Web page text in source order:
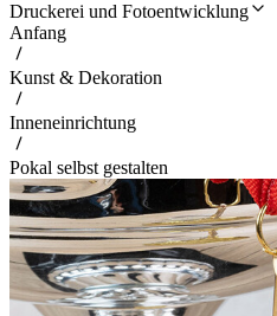
Druckerei und Fotoentwicklung
Anfang
Kunst & Dekoration
Inneneinrichtung
Pokal selbst gestalten